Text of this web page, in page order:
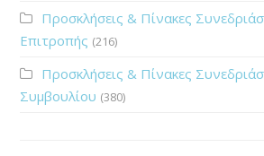
Προσκλήσεις & Πίνακες
Επιτροπής (216)
Προσκλήσεις & Πίνακες
Συμβουλίου (380)